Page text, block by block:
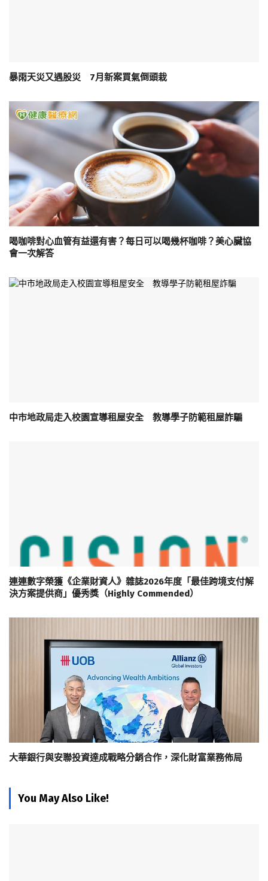
暴雨天災又遇股災 7月新案買氣倒頭栽
喝咖啡對心血管有益還有害？每日可以喝幾杯咖啡？美心臟協
會一次解答
中市地政局走入校園宣導租屋安全 教導學子防範租屋詐騙
連連數字榮獲《企業財資人》雜誌2026年度「最佳跨境支付解
決方案提供商」優秀獎（Highly Commended）
大華銀行與安聯投資達成戰略分銷合作，深化財富業務佈局
You May Also Like!